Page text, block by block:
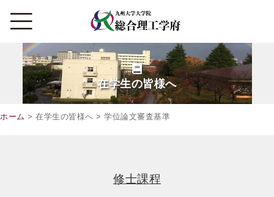
在学生の皆様へ
ホーム > 在学生の皆様へ > 学位論文審査基準
修士課程